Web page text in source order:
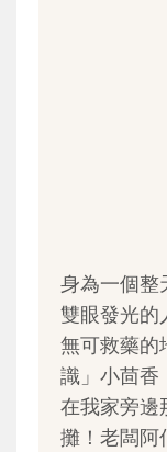
身為一個整
雙眼發光的
無可救藥的
識」小茴香
在我家旁邊
攤！老闆阿